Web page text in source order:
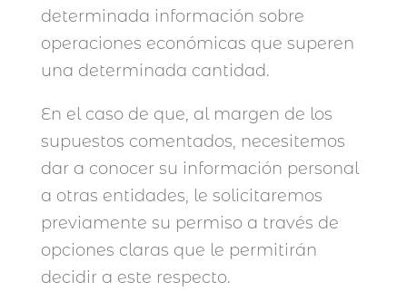
determinada información sobre
operaciones económicas que superen
una determinada cantidad.
En el caso de que, al margen de los
supuestos comentados, necesitemos
dar a conocer su información personal
a otras entidades, le solicitaremos
previamente su permiso a través de
opciones claras que le permitirán
decidir a este respecto.